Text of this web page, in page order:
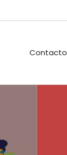
Contacto